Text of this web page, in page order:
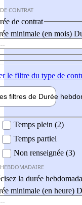
CONTRAT
de contrat
minimale (en mois)
le filtre du type de
filtres de Durée hebdo
Temps plein (2)
Temps partiel
Non renseignée (3)
la durée
minimale (en heure)